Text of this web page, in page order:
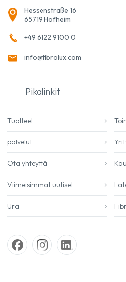
Hessenstraße 16
65719 Hofheim
+49 6122 9100 0
info@fibrolux.com
Pikalinkit
Tuotteet
palvelut
Ota yhteyttä
Viimeisimmät uutiset
Ura